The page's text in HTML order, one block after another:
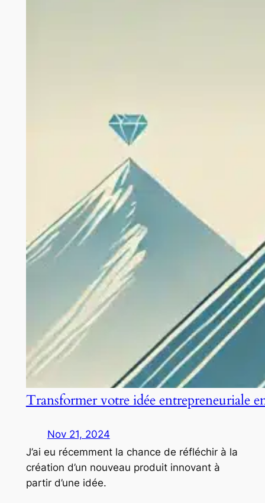
Transformer votre idée entrepreneuriale
Nov 21, 2024
J’ai eu récemment la chance de réfléchir à la
création d’un nouveau produit innovant à
partir d’une idée.